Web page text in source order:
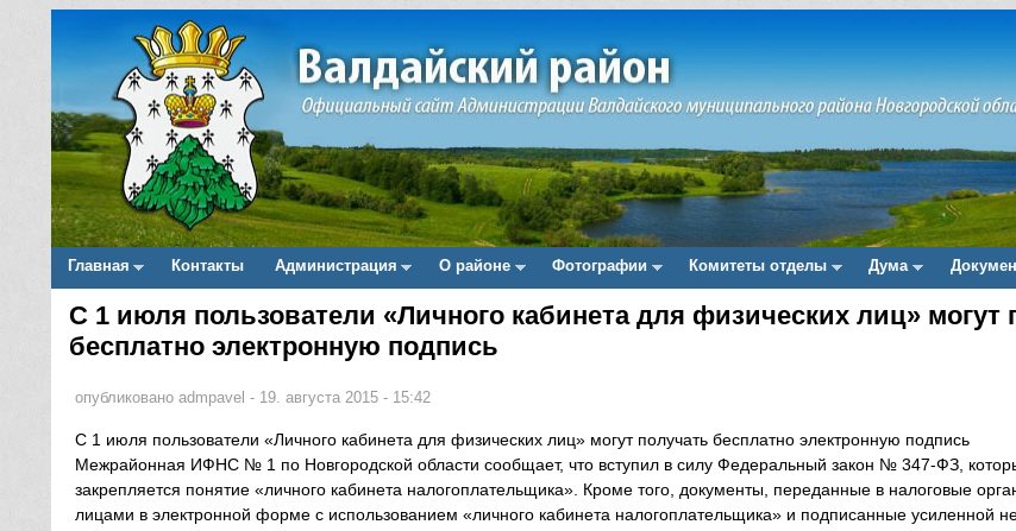
Main menu
Главная Контакты Администрация О районе Фотографии Комитеты отделы Дума
Вы здесь
С 1 июля пользователи «Личного кабинета для физических лиц» могут
бесплатно электронную подпись
опубликовано admpavel - 19. августа 2015 - 15:42
С 1 июля пользователи «Личного кабинета для физических лиц» могут получать бесплатно электронную подпись
Межрайонная ИФНС № 1 по Новгородской области сообщает, что вступил в силу Федеральный закон № 347-ФЗ,
закрепляется понятие «личного кабинета налогоплательщика». Кроме того, документы, переданные в налоговые
лицами в электронной форме с использованием «личного кабинета налогоплательщика» и подписанные усиленной